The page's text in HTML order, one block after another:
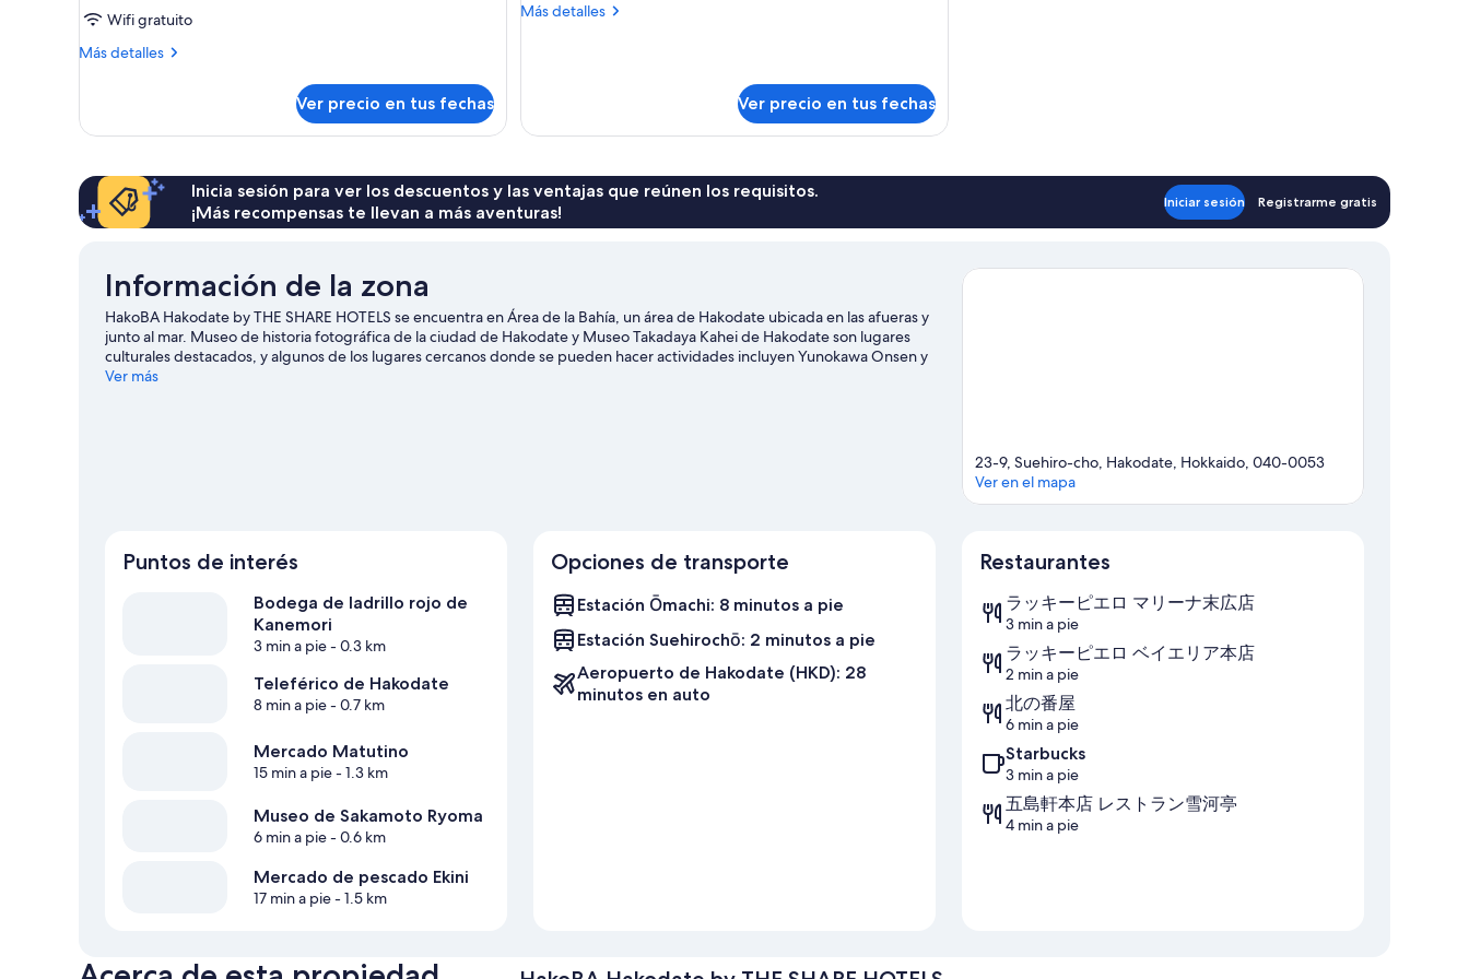
individuales,
para
(Moderate,
Historic
Bldg.)
Wifi gratuito
Más detalles
Más
con
individuales,
para
no
Hollywood,
Historic
Bldg.)
Ver precio en tus fechas
(Moderate,
Bldg.)
Más detalles
Más
para
baño
privado
(Moderate,
Ver precio en tus fechas
Inicia sesión para ver los descuentos y las ventajas que reúnen los requisitos.
¡Más recompensas te llevan a más aventuras!
Iniciar sesión Registrarme gratis
Información de la zona
HakoBA Hakodate by THE SHARE HOTELS se encuentra en Área de la Bahía, un área de Hakodate ubicada en las afueras y
junto al mar. Museo de historia fotográfica de la ciudad de Hakodate y Museo Takadaya Kahei de Hakodate son lugares
culturales destacados, y algunos de los lugares cercanos donde se pueden hacer actividades incluyen Yunokawa Onsen y
Teleférico de Hakodate. También vale la pena conocer Jardín botánico tropical de Hakodate y Jardín Kōsetsuen.
Ver más
23-9, Suehiro-cho, Hakodate, Hokkaido, 040-0053
Ver en el mapa
Puntos de interés
Bodega de ladrillo rojo de
Kanemori
3 min a pie- 0.3 km
Teleférico de Hakodate
8 min a pie- 0.7 km
Mercado Matutino
15 min a pie- 1.3 km
Museo de Sakamoto Ryoma
6 min a pie- 0.6 km
Mercado de pescado Ekini
17 min a pie- 1.5 km
Opciones de transporte
Estación Ōmachi: 8 minutos a pie
Estación Suehirochō: 2 minutos a pie
Aeropuerto de Hakodate (HKD): 28
minutos en auto
Restaurantes
ラッキーピエロ マリーナ末広店
3 min a pie
ラッキーピエロ ベイエリア本店
2 min a pie
北の番屋
6 min a pie
Starbucks
3 min a pie
五島軒本店 レストラン雪河亭
4 min a pie